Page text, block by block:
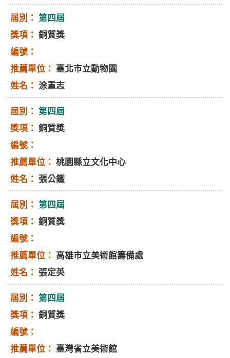
第四屆
銅質獎
臺北巿立動物園
涂重志
第四屆
銅質獎
桃園縣立文化中心
張公鑑
第四屆
銅質獎
高雄巿立美術館籌備處
張定英
第四屆
銅質獎
臺灣省立美術館